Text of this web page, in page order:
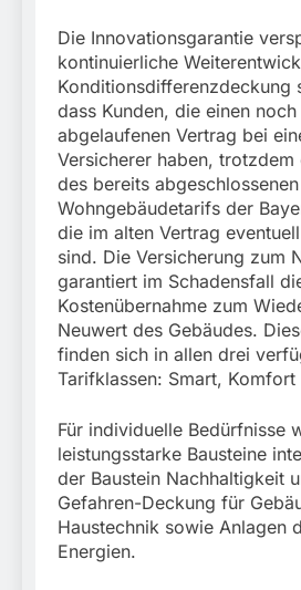
Die Innovationsgarantie
kontinuierliche
Konditionsdifferenzdeckung
dass Kunden, die einen
abgelaufenen Vertrag bei
Versicherer haben, trotzdem
des bereits abgeschlossenen
Wohngebäudetarifs der
die im alten Vertrag
sind. Die Versicherung zum
garantiert im Schadensfall
Kostenübernahme zum
Neuwert des Gebäudes.
finden sich in allen drei
Tarifklassen: Smart, Komfort
Für individuelle Bedürfnisse
leistungsstarke Bausteine
der Baustein Nachhaltigkeit
Gefahren-Deckung für
Haustechnik sowie Anlagen
Energien.